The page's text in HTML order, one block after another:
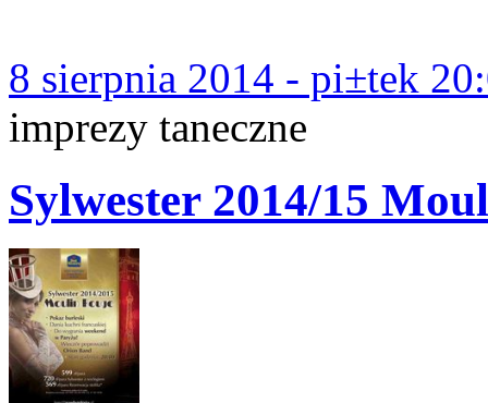
8 sierpnia 2014 - pi±tek
imprezy taneczne
Sylwester 2014/15